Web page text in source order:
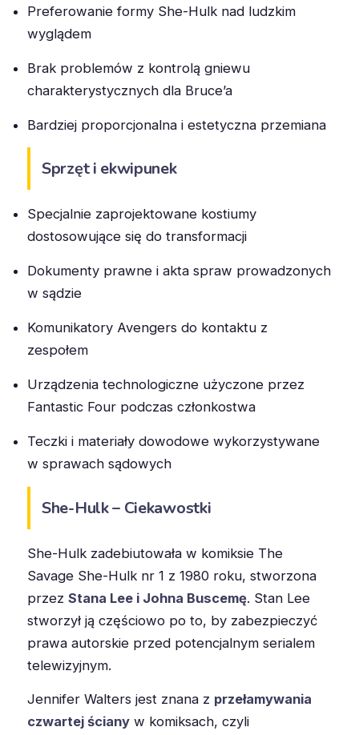
Preferowanie formy She-Hulk nad ludzkim
wyglądem
Brak problemów z kontrolą gniewu
charakterystycznych dla Bruce’a
Bardziej proporcjonalna i estetyczna przemiana
Sprzęt i ekwipunek
Specjalnie zaprojektowane kostiumy
dostosowujące się do transformacji
Dokumenty prawne i akta spraw prowadzonych
w sądzie
Komunikatory Avengers do kontaktu z
zespołem
Urządzenia technologiczne użyczone przez
Fantastic Four podczas członkostwa
Teczki i materiały dowodowe wykorzystywane
w sprawach sądowych
She-Hulk – Ciekawostki
She-Hulk zadebiutowała w komiksie The
Savage She-Hulk nr 1 z 1980 roku, stworzona
przez Stana Lee i Johna Buscemę. Stan Lee
stworzył ją częściowo po to, by zabezpieczyć
prawa autorskie przed potencjalnym serialem
telewizyjnym.
Jennifer Walters jest znana z przełamywania
czwartej ściany w komiksach, czyli